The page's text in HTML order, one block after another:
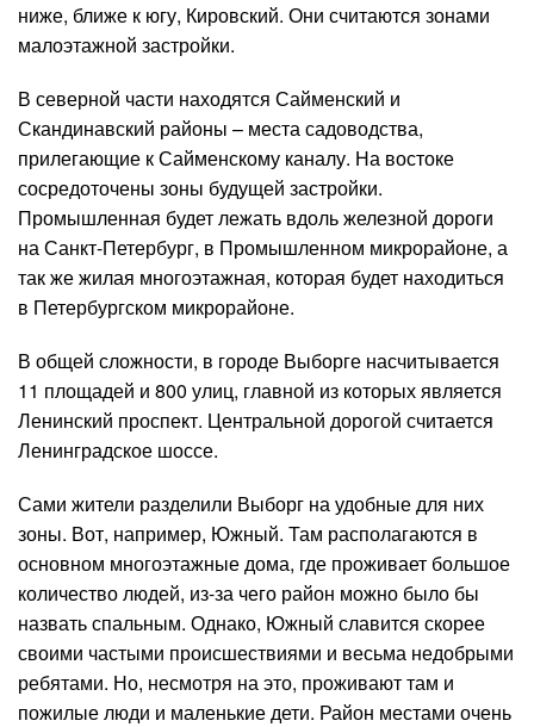
ниже, ближе к югу, Кировский. Они считаются зонами
малоэтажной застройки.
В северной части находятся Сайменский и
Скандинавский районы – места садоводства,
прилегающие к Сайменскому каналу. На востоке
сосредоточены зоны будущей застройки.
Промышленная будет лежать вдоль железной дороги
на Санкт-Петербург, в Промышленном микрорайоне, а
так же жилая многоэтажная, которая будет находиться
в Петербургском микрорайоне.
В общей сложности, в городе Выборге насчитывается
11 площадей и 800 улиц, главной из которых является
Ленинский проспект. Центральной дорогой считается
Ленинградское шоссе.
Сами жители разделили Выборг на удобные для них
зоны. Вот, например, Южный. Там располагаются в
основном многоэтажные дома, где проживает большое
количество людей, из-за чего район можно было бы
назвать спальным. Однако, Южный славится скорее
своими частыми происшествиями и весьма недобрыми
ребятами. Но, несмотря на это, проживают там и
пожилые люди и маленькие дети. Район местами очень